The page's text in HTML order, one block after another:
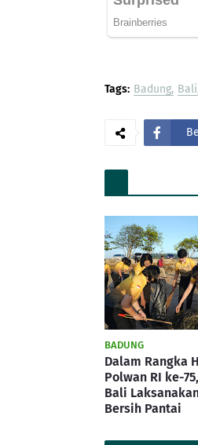
Tags: Badung Bali
BADUNG
Dalam Rangka
Polwan RI ke-
Bali
Bersih Pantai